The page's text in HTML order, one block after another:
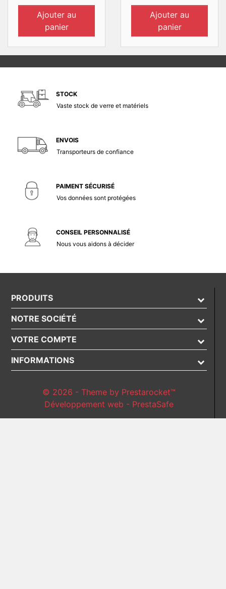
Ajouter au
panier
Ajouter au
panier
STOCK
Vaste stock de verre et matériels
ENVOIS
Transporteurs de confiance
PAIMENT SÉCURISÉ
Vos données sont protégées
CONSEIL PERSONNALISÉ
Nous vous aidons à décider
PRODUITS
NOTRE SOCIÉTÉ
VOTRE COMPTE
INFORMATIONS
© 2026 - Theme by Prestarocket™
Développement web - PrestaSafe